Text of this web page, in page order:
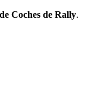
Coches de Rally.